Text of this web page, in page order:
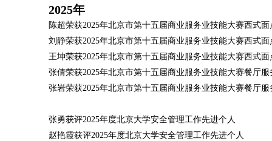
2025年
陈超荣获2025年北京市第十五届商业服务业技能大赛西式
刘静荣获2025年北京市第十五届商业服务业技能大赛西式面
王坤荣获2025年北京市第十五届商业服务业技能大赛西式
张倩荣获2025年北京市第十五届商业服务业技能大赛餐厅服
张岩荣获2025年北京市第十五届商业服务业技能大赛餐厅服
张勇获评2025年度北京大学安全管理工作先进个人
赵艳霞获评2025年度北京大学安全管理工作先进个人